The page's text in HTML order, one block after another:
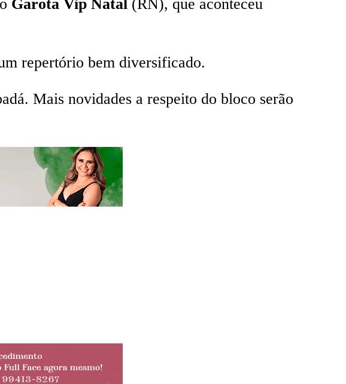
Garota Vip Natal (RN), que aconteceu
repertório bem diversificado.
Mais novidades a respeito do bloco serão